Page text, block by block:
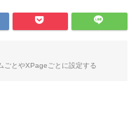
ごとやXPageごとに設定する